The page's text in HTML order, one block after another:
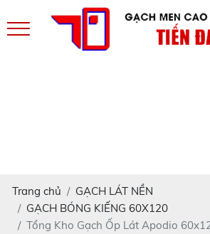
Trang chủ
GẠCH LÁT NỀN
GẠCH BÓNG KIẾNG 60X120
Tổng Kho Gạch Ốp Lát Apodio